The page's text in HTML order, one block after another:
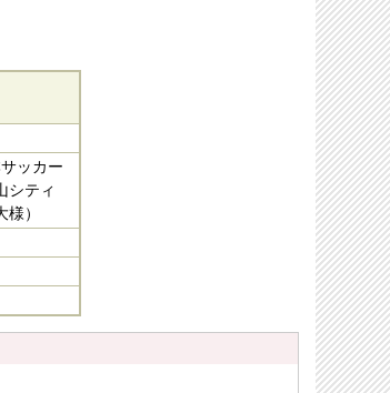
ッカー
シティ
）